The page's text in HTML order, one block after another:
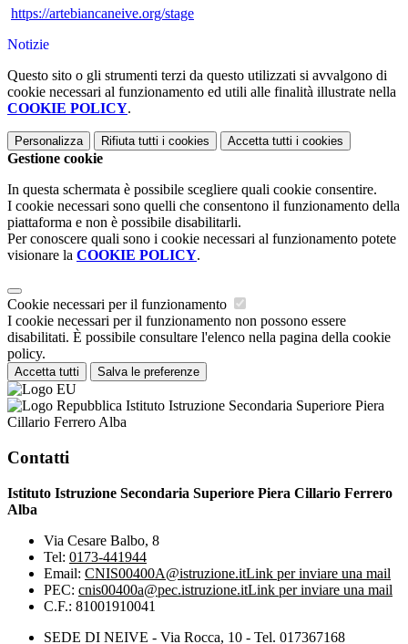
https://artebiancaneive.org/stage
Notizie
Questo sito o gli strumenti terzi da questo utilizzati si avvalgono di
cookie necessari al funzionamento ed utili alle finalità illustrate nella
COOKIE POLICY.
Personalizza Rifiuta tutti i cookies Accetta tutti i cookies
Gestione cookie
In questa schermata è possibile scegliere quali cookie consentire.
I cookie necessari sono quelli che consentono il funzionamento della
piattaforma e non è possibile disabilitarli.
Per conoscere quali sono i cookie necessari al funzionamento potete
visionare la COOKIE POLICY.
Cookie necessari per il funzionamento
I cookie necessari per il funzionamento non possono essere
disabilitati. È possibile consultare l'elenco nella pagina della cookie
policy.
Accetta tutti Salva le preferenze
Istituto Istruzione Secondaria Superiore Piera
Cillario Ferrero Alba
Contatti
Istituto Istruzione Secondaria Superiore Piera Cillario Ferrero
Alba
Via Cesare Balbo, 8
Tel: 0173-441944
Email: CNIS00400A@istruzione.itLink per inviare una mail
PEC: cnis00400a@pec.istruzione.itLink per inviare una mail
C.F.: 81001910041
SEDE DI NEIVE - Via Rocca, 10 - Tel. 017367168